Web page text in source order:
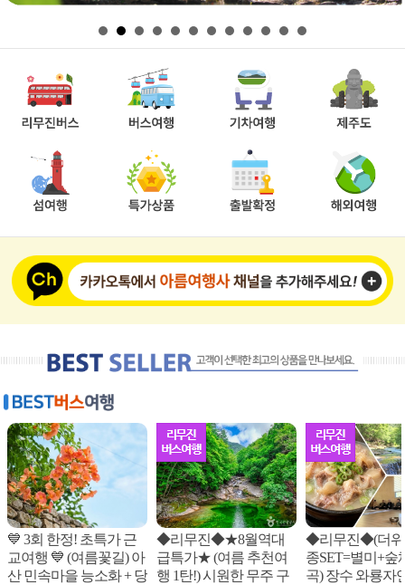
💙 3회 한정! 초특가 근
교여행 💙 (여름꽃길) 아
산 민속마을 능소화 + 당
◆리무진◆★8월역대
급특가★ (여름 추천여
행 1탄!) 시원한 무주 구
◆리무진◆(더위
종SET=별미+숲
곡) 장수 와룡자